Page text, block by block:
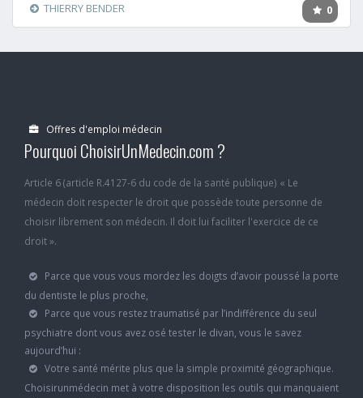
0
THIERRY BENDER
Offres d'emploi médecin
Pourquoi ChoisirUnMedecin.com ?
Article 6 (article R.4127-6 du code de la santé publique) « Le
médecin doit respecter le droit que possède toute personne de
choisir librement son médecin. Il doit lui faciliter l'exercice de ce
droit ».
Parce que vous vous mordez les doigts d’avoir poussé la porte
du dentiste le plus proche,
Parce que vous restez traumatisé par l’indifférence du seul
psychiatre dont vous avez osé tester le divan, vous le savez
aujourd’hui :
Votre santé mérite plus que la simple proximité géographique.
Choisirunmédecin met à votre disposition les outils qui manquaient